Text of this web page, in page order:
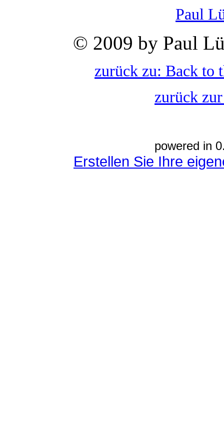
Paul
© 2009 by Paul
zurück zu: Back to
zurück
powered in
Erstellen Sie Ihre